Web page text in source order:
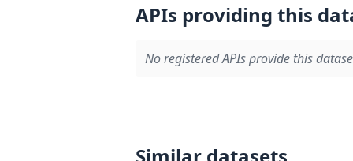
APIs providing this
No registered APIs provide this
Similar datasets